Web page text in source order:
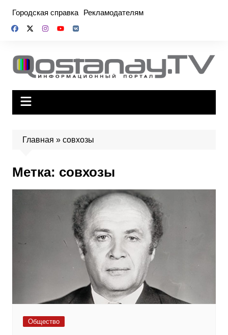
содержимому
Городская справка Рекламодателям
Главная » совхозы
Метка: совхозы
Общество